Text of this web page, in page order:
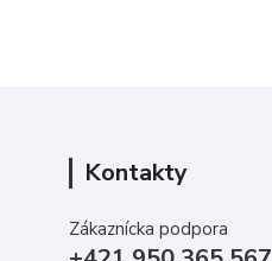
Kontakty
Zákaznícka podpora